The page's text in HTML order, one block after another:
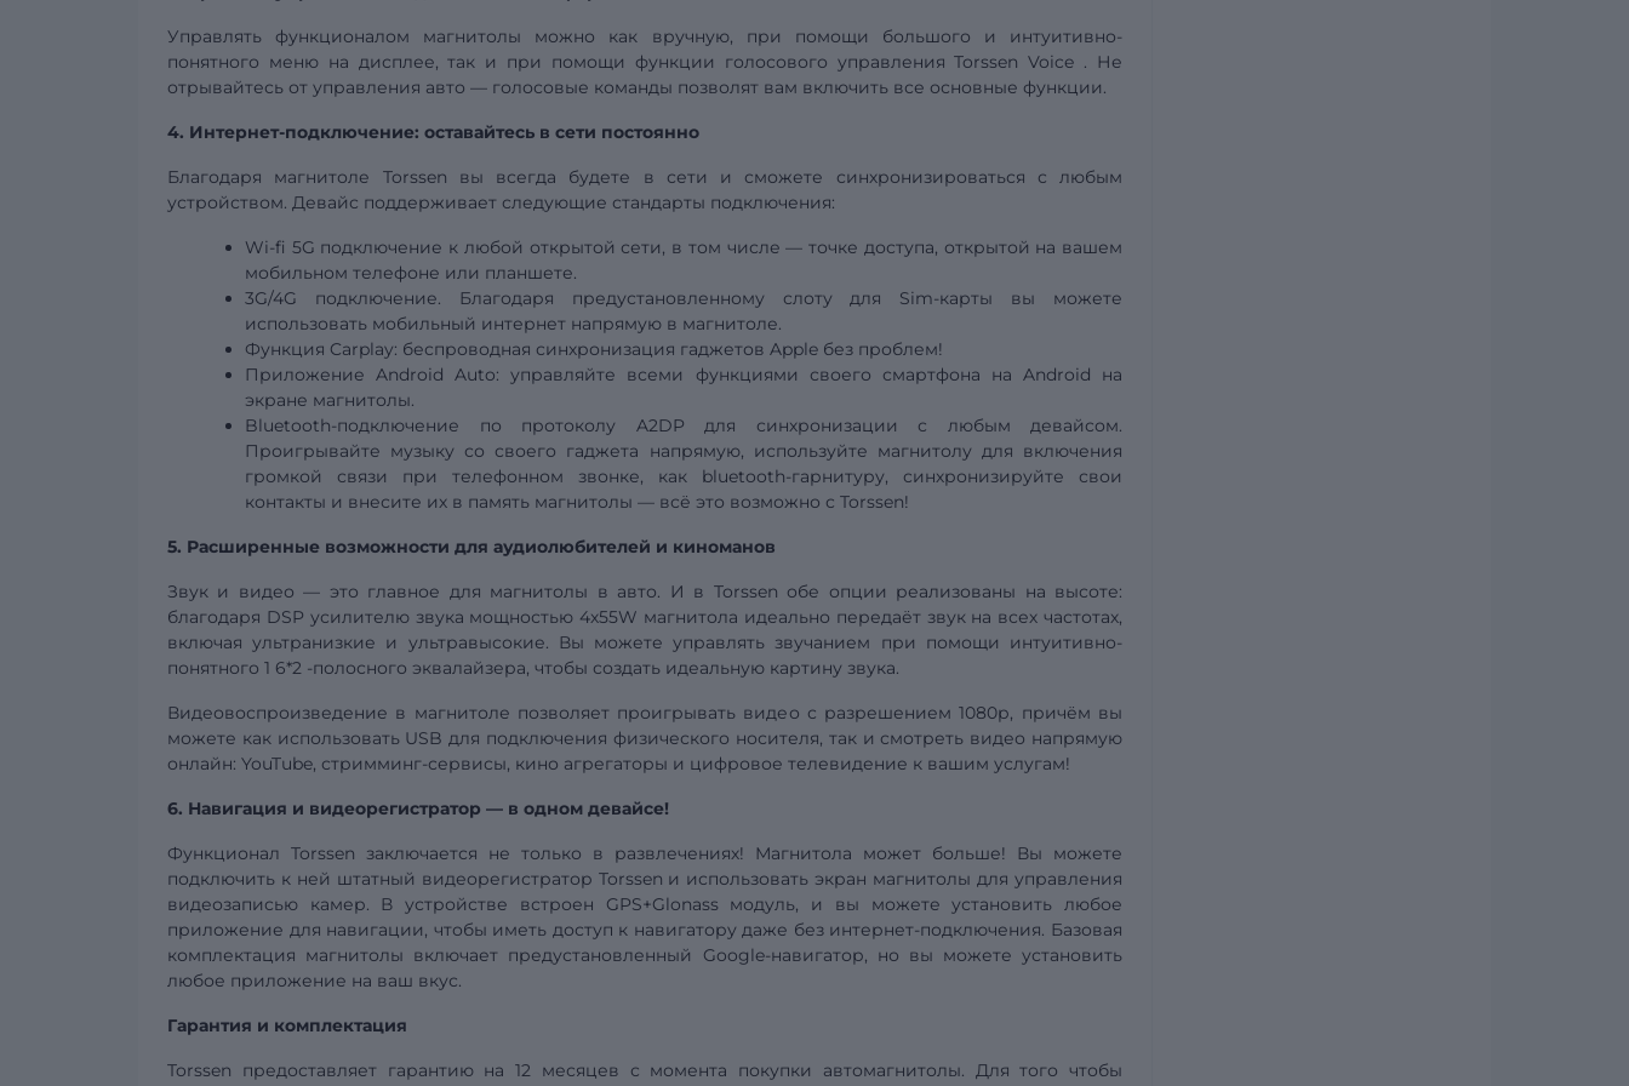
Управлять функционалом магнитолы можно как вручную, при помощи большого и интуитивно-
понятного меню на дисплее, так и при помощи функции голосового управленияTorssen Voice . Не
отрывайтесь от управления авто — голосовые команды позволят вам включить все основные функции.
4. Интернет-подключение: оставайтесь в сети постоянно
Благодаря магнитоле Torssen вы всегда будете в сети и сможете синхронизироваться с любым
устройством. Девайс поддерживает следующие стандарты подключения:
Wi-fi 5G подключение к любой открытой сети, в том числе — точке доступа, открытой на вашем
мобильном телефоне или планшете.
3G/4G подключение. Благодаря предустановленному слоту для Sim-карты вы можете
использовать мобильный интернет напрямую в магнитоле.
Функция Carplay: беспроводная синхронизация гаджетов Apple без проблем!
Приложение Android Auto: управляйте всеми функциями своего смартфона на Android на
экране магнитолы.
Bluetooth-подключение по протоколу A2DP для синхронизации с любым девайсом.
Проигрывайте музыку со своего гаджета напрямую, используйте магнитолу для включения
громкой связи при телефонном звонке, как bluetooth-гарнитуру, синхронизируйте свои
контакты и внесите их в память магнитолы — всё это возможно с Torssen!
5. Расширенные возможности для аудиолюбителей и киноманов
Звук и видео — это главное для магнитолы в авто. И в Torssen обе опции реализованы на высоте:
благодаря DSP усилителю звука мощностью 4х55W магнитола идеально передаёт звук на всех частотах,
включая ультранизкие и ультравысокие. Вы можете управлять звучанием при помощи интуитивно-
понятного 1 6*2 -полосного эквалайзера, чтобы создать идеальную картину звука.
Видеовоспроизведение в магнитоле позволяет проигрывать видео с разрешением 1080р, причём вы
можете как использовать USB для подключения физического носителя, так и смотреть видео напрямую
онлайн: YouTube, стримминг-сервисы, кино агрегаторы и цифровое телевидение к вашим услугам!
6. Навигация и видеорегистратор — в одном девайсе!
Функционал Torssen заключается не только в развлечениях! Магнитола может больше! Вы можете
подключить к ней штатный видеорегистратор Torssen и использовать экран магнитолы для управления
видеозаписью камер. В устройстве встроен GPS+Glonass модуль, и вы можете установить любое
приложение для навигации, чтобы иметь доступ к навигатору даже без интернет-подключения. Базовая
комплектация магнитолы включает предустановленный Google-навигатор, но вы можете установить
любое приложение на ваш вкус.
Гарантия и комплектация
Torssen предоставляет гарантию на 12 месяцев с момента покупки автомагнитолы. Для того чтобы